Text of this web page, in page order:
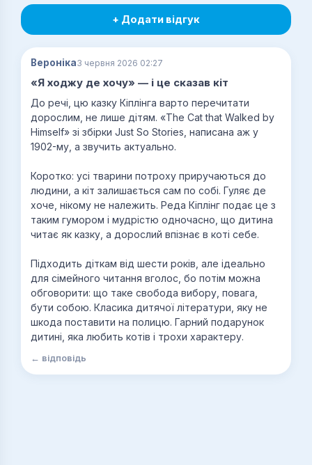
+ Додати відгук
Вероніка3 червня 2026 02:27
«Я ходжу де хочу» — і це сказав кіт
До речі, цю казку Кіплінга варто перечитати
дорослим, не лише дітям. «The Cat that Walked by
Himself» зі збірки Just So Stories, написана аж у
1902-му, а звучить актуально.
Коротко: усі тварини потроху приручаються до
людини, а кіт залишається сам по собі. Гуляє де
хоче, нікому не належить. Реда Кіплінг подає це з
таким гумором і мудрістю одночасно, що дитина
читає як казку, а дорослий впізнає в коті себе.
Підходить діткам від шести років, але ідеально
для сімейного читання вголос, бо потім можна
обговорити: що таке свобода вибору, повага,
бути собою. Класика дитячої літератури, яку не
шкода поставити на полицю. Гарний подарунок
дитині, яка любить котів і трохи характеру.
← відповідь